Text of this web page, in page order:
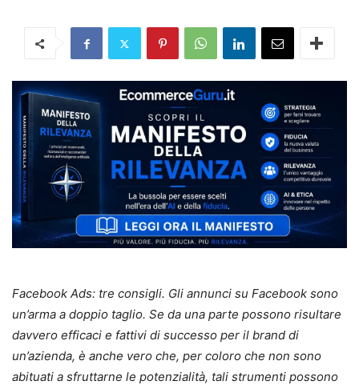
Facebook Ads: tre consigli. Gli annunci su Facebook sono
un’arma a doppio taglio. Se da una parte possono risultare
davvero efficaci e fattivi di successo per il brand di
un’azienda, è anche vero che, per coloro che non sono
abituati a sfruttarne le potenzialità, tali strumenti possono